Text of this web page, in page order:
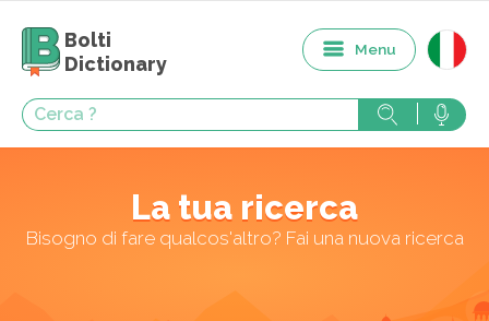
Bolti
Dictionary
Menu
La tua ricerca
Bisogno di fare qualcos'altro? Fai una nuova ricerca